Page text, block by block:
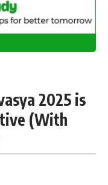
2025 is
(With